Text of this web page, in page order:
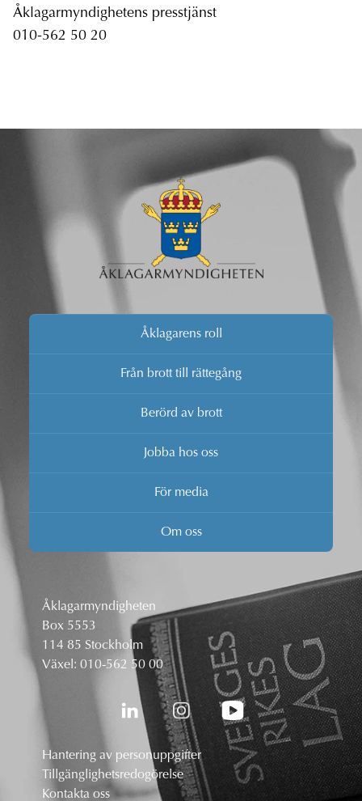
Åklagarmyndighetens presstjänst
010-562 50 20
Åklagarens roll
Från brott till rättegång
Berörd av brott
Jobba hos oss
För media
Om oss
Åklagarmyndigheten
Box 5553
114 85 Stockholm
Växel: 010-562 50 00
Hantering av personuppgifter
Tillgänglighetsredogörelse
Kontakta oss